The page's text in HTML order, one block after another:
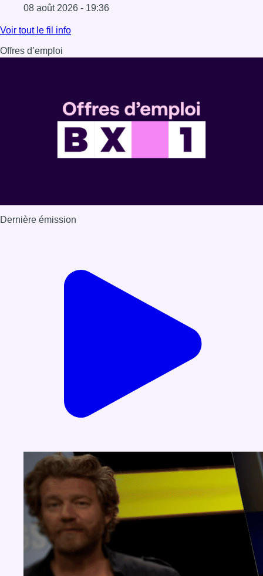
08 août 2026 - 19:36
Lire l'article Au Moeraske, Bart Hanssens recense des
Voir tout le fil info
Offres d’emploi
Dernière émission